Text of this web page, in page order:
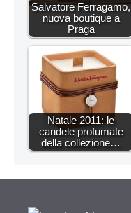
Salvatore Ferragamo,
nuova boutique a
Praga
Natale 2011: le
candele profumate
della collezione…